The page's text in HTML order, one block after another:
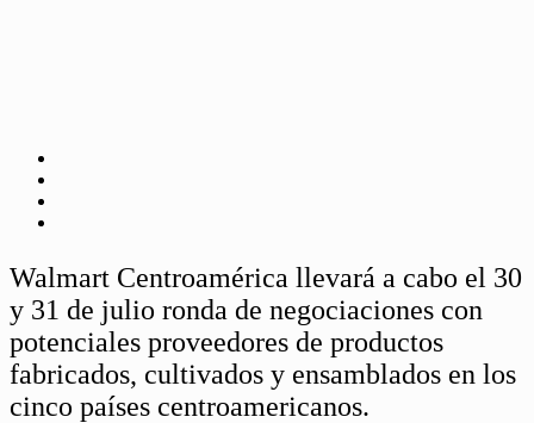
Walmart Centroamérica llevará a cabo el 30
y 31 de julio ronda de negociaciones con
potenciales proveedores de productos
fabricados, cultivados y ensamblados en los
cinco países centroamericanos.